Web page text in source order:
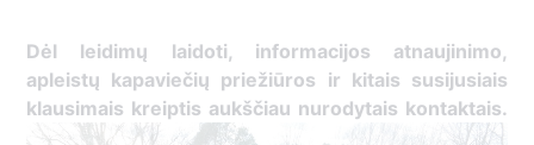
Dėl leidimų laidoti, ​informacijos atnaujinimo,
apleistų kapaviečių priežiūros ir kitais susijusiais
klausimais kreiptis ​aukščiau nurodytais kontaktais.